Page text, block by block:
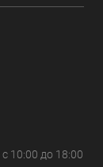
10:00 до 18:00